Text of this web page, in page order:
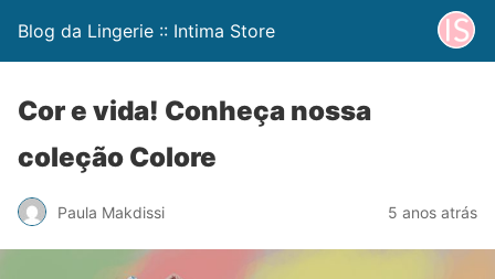
Blog da Lingerie :: Intima Store
Cor e vida! Conheça nossa
coleção Colore
Paula Makdissi 5 anos atrás